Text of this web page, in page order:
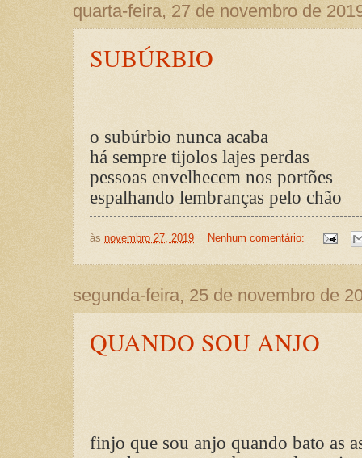
quarta-feira, 27 de novembro de
SUBÚRBIO
o subúrbio nunca acaba
há sempre tijolos lajes perdas
pessoas envelhecem nos portões
espalhando lembranças pelo chão
às novembro 27, 2019 Nenhum comentário:
segunda-feira, 25 de novembro de
QUANDO SOU ANJO
finjo que sou anjo quando bato as